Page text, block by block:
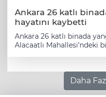
Ankara 26 katlı
hayatını kaybetti
Ankara 26 katlı binada
Alacaatlı Mahallesi’ndeki
itfaiye, sağlık, UMKE,
müdahalesiyle yaklaşık
sonucunda kontrol altına alındı. Ankara 26
Daha